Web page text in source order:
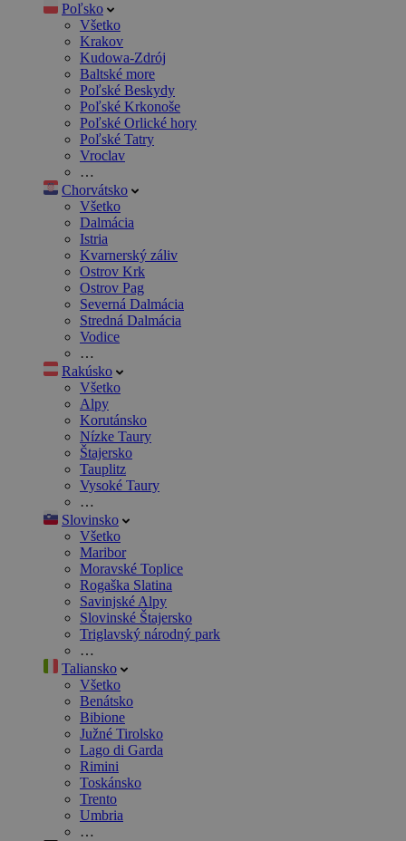
Poľsko
Všetko
Krakov
Kudowa-Zdrój
Baltské more
Poľské Beskydy
Poľské Krkonoše
Poľské Orlické hory
Poľské Tatry
Vroclav
…
Chorvátsko
Všetko
Dalmácia
Istria
Kvarnerský záliv
Ostrov Krk
Ostrov Pag
Severná Dalmácia
Stredná Dalmácia
Vodice
…
Rakúsko
Všetko
Alpy
Korutánsko
Nízke Taury
Štajersko
Tauplitz
Vysoké Taury
…
Slovinsko
Všetko
Maribor
Moravské Toplice
Rogaška Slatina
Savinjské Alpy
Slovinské Štajersko
Triglavský národný park
…
Taliansko
Všetko
Benátsko
Bibione
Južné Tirolsko
Lago di Garda
Rimini
Toskánsko
Trento
Umbria
…